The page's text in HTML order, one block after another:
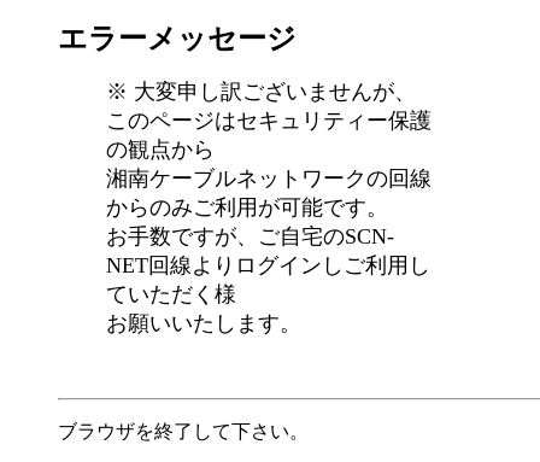
エラーメッセージ
※ 大変申し訳ございませんが、
このページはセキュリティー保護
の観点から
湘南ケーブルネットワークの回線
からのみご利用が可能です。
お手数ですが、ご自宅のSCN-
NET回線よりログインしご利用し
ていただく様
お願いいたします。
ブラウザを終了して下さい。